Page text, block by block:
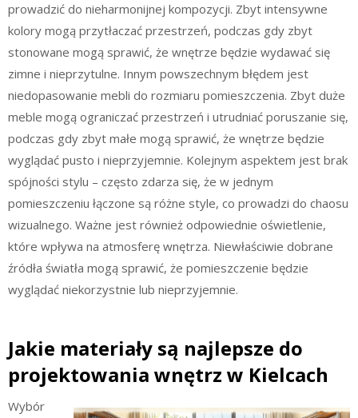
prowadzić do nieharmonijnej kompozycji. Zbyt intensywne
kolory mogą przytłaczać przestrzeń, podczas gdy zbyt
stonowane mogą sprawić, że wnętrze będzie wydawać się
zimne i nieprzytulne. Innym powszechnym błędem jest
niedopasowanie mebli do rozmiaru pomieszczenia. Zbyt duże
meble mogą ograniczać przestrzeń i utrudniać poruszanie się,
podczas gdy zbyt małe mogą sprawić, że wnętrze będzie
wyglądać pusto i nieprzyjemnie. Kolejnym aspektem jest brak
spójności stylu – często zdarza się, że w jednym
pomieszczeniu łączone są różne style, co prowadzi do chaosu
wizualnego. Ważne jest również odpowiednie oświetlenie,
które wpływa na atmosferę wnętrza. Niewłaściwie dobrane
źródła światła mogą sprawić, że pomieszczenie będzie
wyglądać niekorzystnie lub nieprzyjemnie.
Jakie materiały są najlepsze do
projektowania wnętrz w Kielcach
Wybór